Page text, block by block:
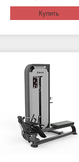
Купить